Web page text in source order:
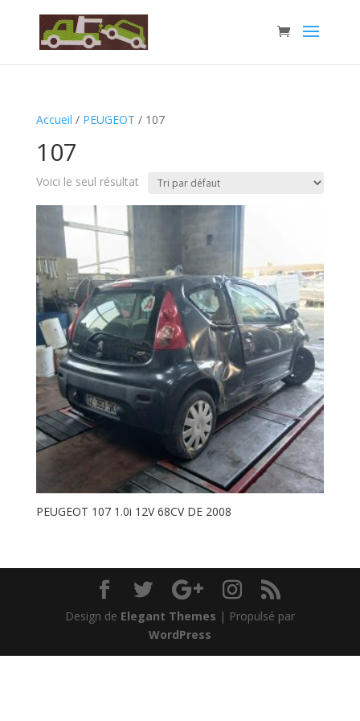
Accueil / PEUGEOT / 107
107
Voici le seul résultat
PEUGEOT 107 1.0i 12V 68CV DE 2008
Design de Elegant Themes | Propulsé par
WordPress